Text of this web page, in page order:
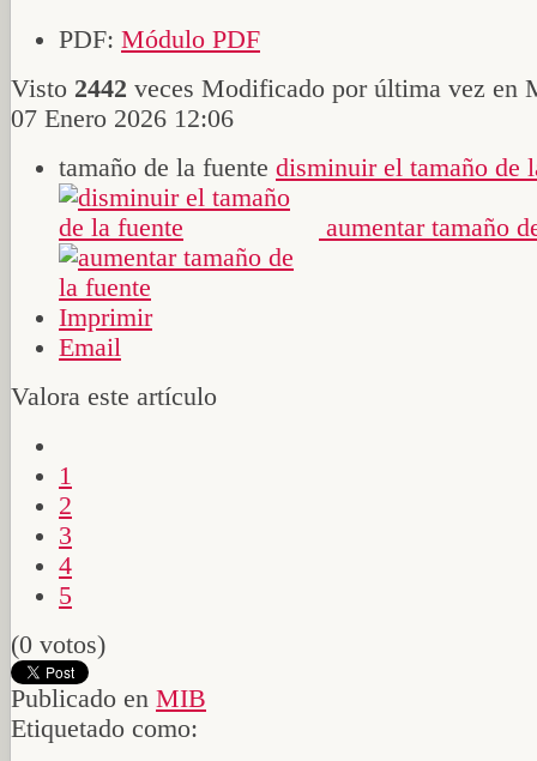
PDF: Módulo PDF
Visto 2442 veces Modificado por última vez en
07 Enero 2026 12:06
tamaño de la fuente disminuir el tamaño de
aumentar tamaño
Imprimir
Email
Valora este artículo
1
2
3
4
5
(0 votos)
Publicado en MIB
Etiquetado como: